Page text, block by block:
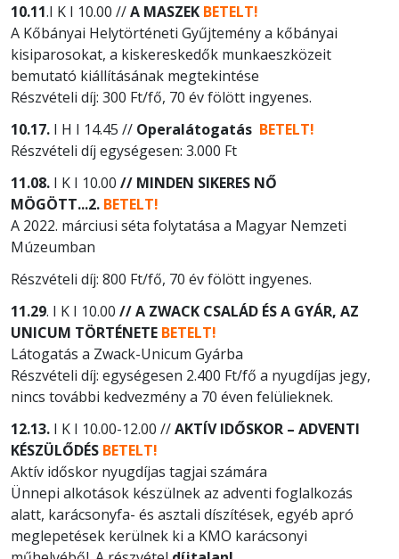
10.11.I K I 10.00 //A MASZEK BETELT!
A Kőbányai Helytörténeti Gyűjtemény a kőbányai
kisiparosokat, a kiskereskedők munkaeszközeit
bemutató kiállításának megtekintése
Részvételi díj: 300 Ft/fő, 70 év fölött ingyenes.
10.17. I H I 14.45 // Operalátogatás BETELT!
Részvételi díj egységesen: 3.000 Ft
11.08. I K I 10.00 // MINDEN SIKERES NŐ
MÖGÖTT...2. BETELT!
A 2022. márciusi séta folytatása a Magyar Nemzeti
Múzeumban
Részvételi díj: 800 Ft/fő, 70 év fölött ingyenes.
11.29. I K I 10.00 // A ZWACK CSALÁD ÉS A GYÁR, AZ
UNICUM TÖRTÉNETE BETELT!
Látogatás a Zwack-Unicum Gyárba
Részvételi díj: egységesen 2.400 Ft/fő a nyugdíjas jegy,
nincs további kedvezmény a 70 éven felülieknek.
12.13. I K I 10.00-12.00 //AKTÍV IDŐSKOR – ADVENTI
KÉSZÜLŐDÉS BETELT!
Aktív időskor nyugdíjas tagjai számára
Ünnepi alkotások készülnek az adventi foglalkozás
alatt, karácsonyfa- és asztali díszítések, egyéb apró
meglepetések kerülnek ki a KMO karácsonyi